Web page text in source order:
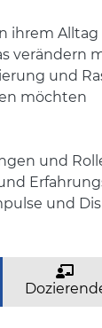
ihrem
verändern
und
möchten
und
und